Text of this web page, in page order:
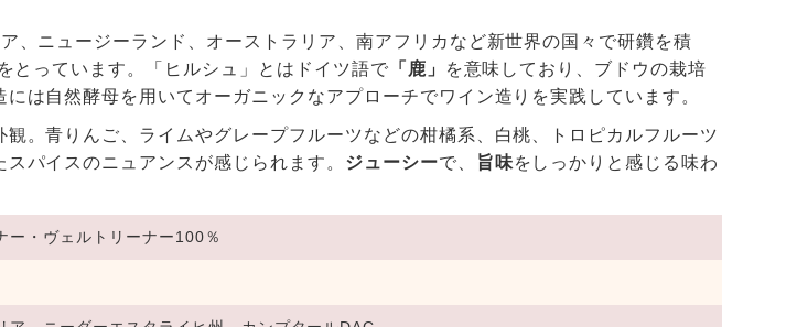
、ニュージーランド、オーストラリア、南アフリカなど新世界の国々で研鑽を積
とっています。「ヒルシュ」とはドイツ語で 「鹿」
を意味しており、ブドウの栽培
は自然酵母を用いてオーガニックなアプローチでワイン造りを実践しています。
。青りんご、ライムやグレープフルーツなどの柑橘系、白桃、トロピカルフルーツ
スパイスのニュアンスが感じられます。 ジューシーで、 旨味をしっかりと感じる味わ
ー・ヴェルトリーナー100％